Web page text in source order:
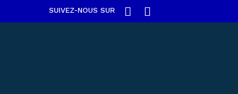
SUIVEZ-NOUS SUR